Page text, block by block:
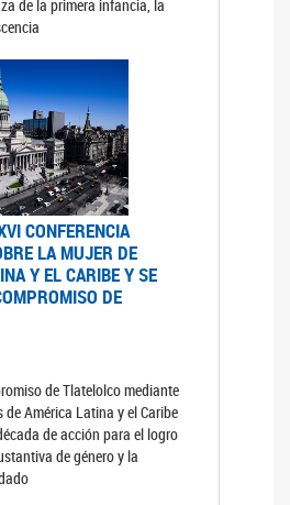
de la primera infancia, la
CONFERENCIA
LA MUJER DE
Y EL CARIBE Y SE
DE
de Tlatelolco mediante
de América Latina y el Caribe
de acción para el logro
de género y la